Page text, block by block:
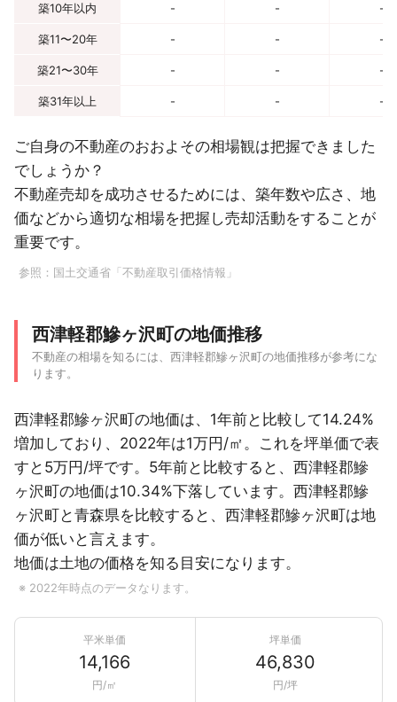
築10年以内 - - -
築11〜20年 - - -
築21〜30年 - - -
築31年以上 - - -
ご自身の不動産のおおよその相場観は把握できました
でしょうか？
不動産売却を成功させるためには、築年数や広さ、地
価などから適切な相場を把握し売却活動をすることが
重要です。
参照： 国土交通省「不動産取引価格情報」
西津軽郡鰺ヶ沢町の地価推移
不動産の相場を知るには、西津軽郡鰺ヶ沢町の地価推移が参考にな
ります。
西津軽郡鰺ヶ沢町の地価は、1年前と比較して14.24%
増加しており、2022年は1万円/㎡。これを坪単価で表
すと5万円/坪です。5年前と比較すると、西津軽郡鰺
ヶ沢町の地価は10.34%下落しています。西津軽郡鰺
ヶ沢町と青森県を比較すると、西津軽郡鰺ヶ沢町は地
価が低いと言えます。
地価は土地の価格を知る目安になります。
※ 2022年時点のデータなります。
平米単価
14,166
円/㎡
坪単価
46,830
円/坪